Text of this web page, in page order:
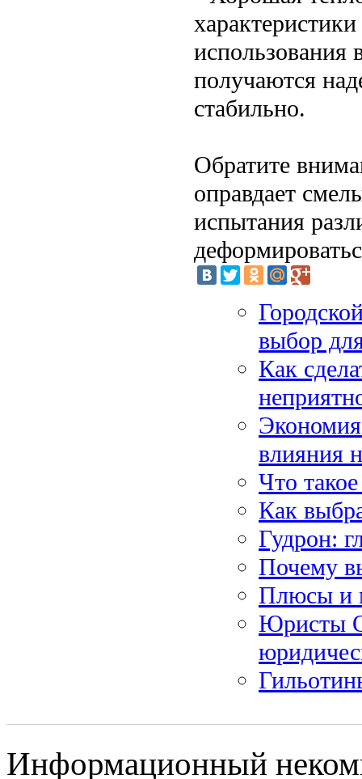
получаются
стабильно.
Обратите
оправдает
испытания
выбор
Как
влияния
Что
Как
Гудрон:
Почему
Плюсы и
Юристы
Информационный